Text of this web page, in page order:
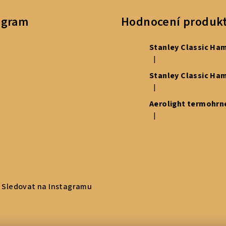
Sledovat na Instagramu
Hodnocení
Hodnocení produktu je
|
Hodnocení produktu je
|
Hodnocení produktu je
|